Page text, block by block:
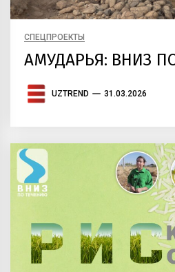
СПЕЦПРОЕКТЫ
АМУДАРЬЯ: ВНИЗ
UZTREND 31.03.2026